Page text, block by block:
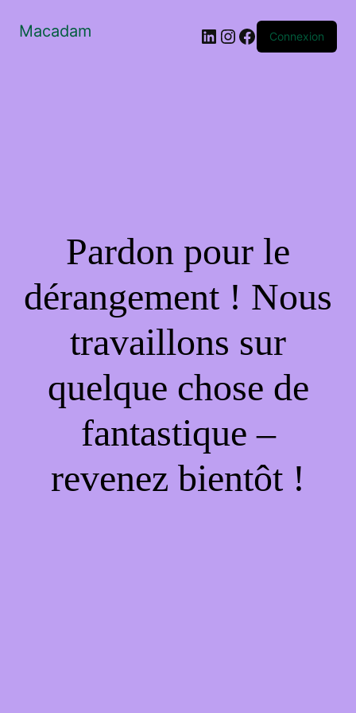
Macadam LinkedIn
Instagram
Facebook
Connexion
Pardon pour le
dérangement ! Nous
travaillons sur
quelque chose de
fantastique –
revenez bientôt !